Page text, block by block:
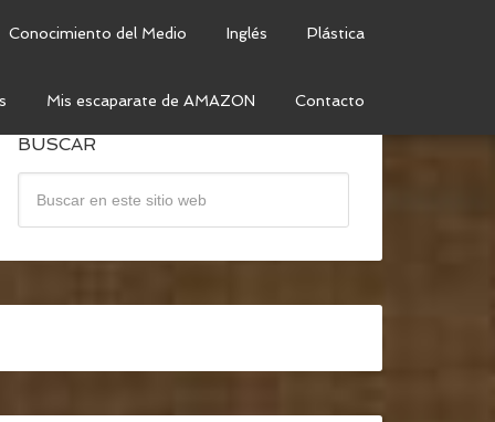
Conocimiento del Medio Inglés Plástica
Mis escaparate de AMAZON Contacto
BUSCAR